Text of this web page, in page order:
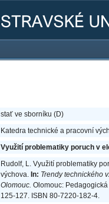
stať ve sborníku (D)
Katedra technické a pracovní
Využití problematiky poruch v
Rudolf, L. Využití problematiky
výchova. In: Trendy technického
Olomouc. Olomouc:
125-127. ISBN 80-7220-182-4.